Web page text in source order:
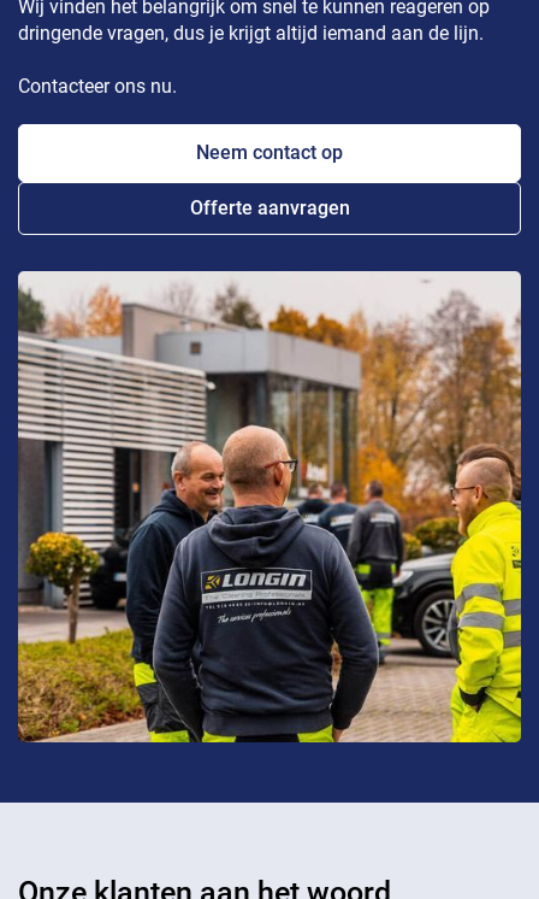
Wij vinden het belangrijk om snel te kunnen reageren op
dringende vragen, dus je krijgt altijd iemand aan de lijn.
Contacteer ons nu.
Neem contact op
Offerte aanvragen
Onze klanten aan het woord